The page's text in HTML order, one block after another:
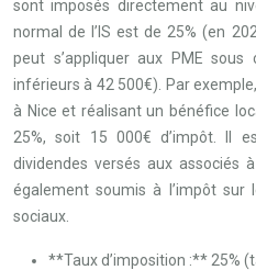
sont imposés directement au
normal de l’IS est de 25% (en
peut s’appliquer aux PME sous
inférieurs à 42 500€). Par
à Nice et réalisant un bénéfice
25%, soit 15 000€ d’impôt. Il
dividendes versés aux associés
également soumis à l’impôt sur
sociaux.
**Taux d’imposition :** 25%